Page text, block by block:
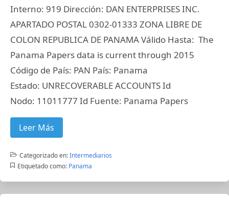
Interno: 919 Dirección: DAN ENTERPRISES INC.
APARTADO POSTAL 0302-01333 ZONA LIBRE DE
COLON REPUBLICA DE PANAMA Válido Hasta: The
Panama Papers data is current through 2015
Código de País: PAN País: Panama
Estado: UNRECOVERABLE ACCOUNTS Id
Nodo: 11011777 Id Fuente: Panama Papers
Leer Más
Categorizado en:Intermediarios
Etiquetado como: Panama